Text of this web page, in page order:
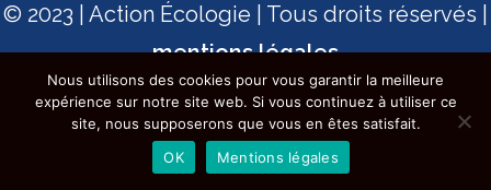
© 2023 | Action Écologie | Tous droits réservés |
mentions légales
Nous utilisons des cookies pour vous garantir la meilleure
expérience sur notre site web. Si vous continuez à utiliser ce
site, nous supposerons que vous en êtes satisfait.
OK
Mentions légales